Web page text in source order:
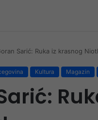
Sarić: Ruka iz krasnog
Kultura Magazin